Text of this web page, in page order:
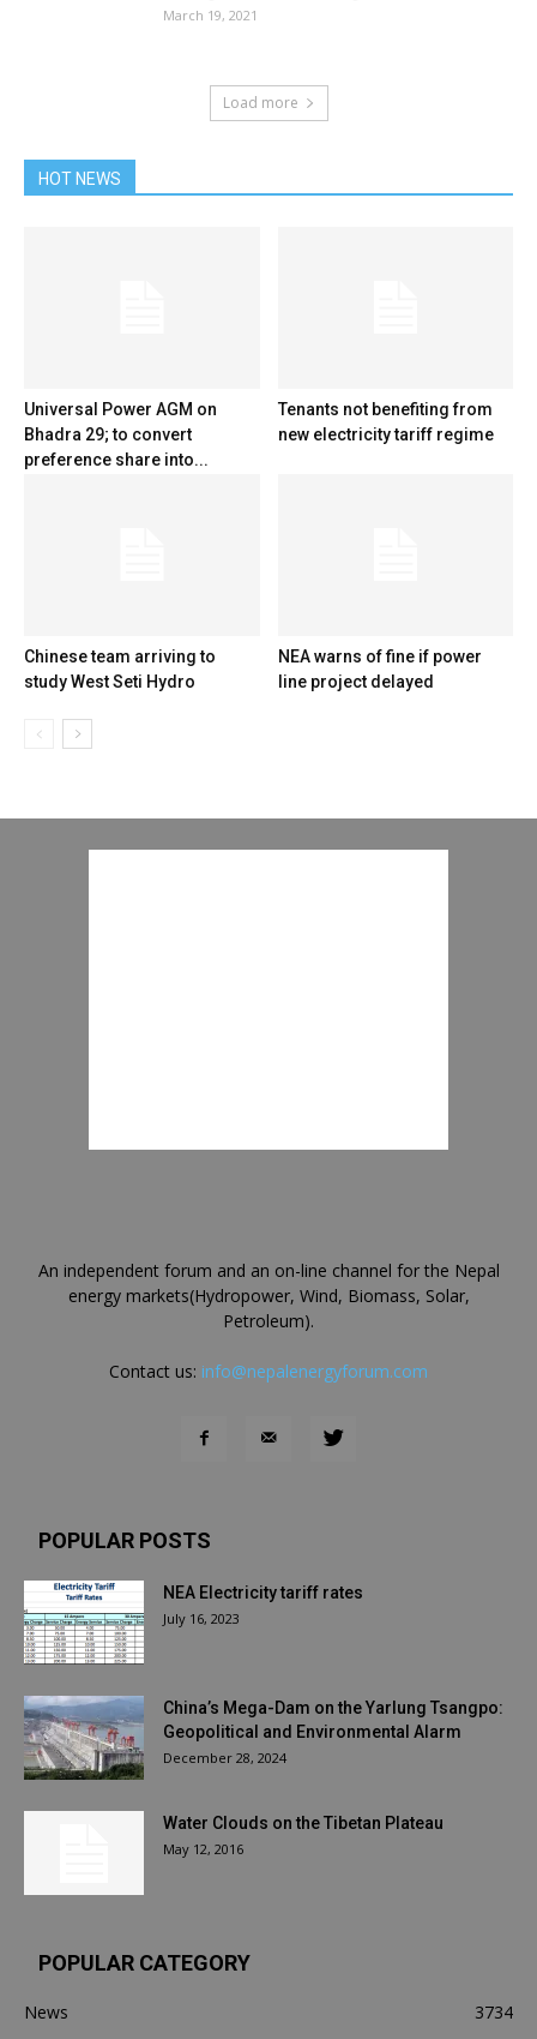
March 19, 2021
Load more
HOT NEWS
Universal Power AGM on
Bhadra 29; to convert
preference share into...
Tenants not benefiting from
new electricity tariff regime
Chinese team arriving to
study West Seti Hydro
NEA warns of fine if power
line project delayed
An independent forum and an on-line channel for the Nepal
energy markets(Hydropower, Wind, Biomass, Solar,
Petroleum).
Contact us: info@nepalenergyforum.com
POPULAR POSTS
NEA Electricity tariff rates
July 16, 2023
China’s Mega-Dam on the Yarlung Tsangpo:
Geopolitical and Environmental Alarm
December 28, 2024
Water Clouds on the Tibetan Plateau
May 12, 2016
POPULAR CATEGORY
News
3734